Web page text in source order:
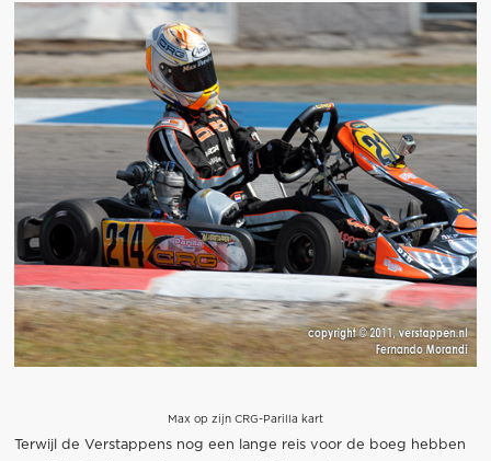
Max op zijn CRG-Parilla kart
Terwijl de Verstappens nog een lange reis voor de boeg hebben